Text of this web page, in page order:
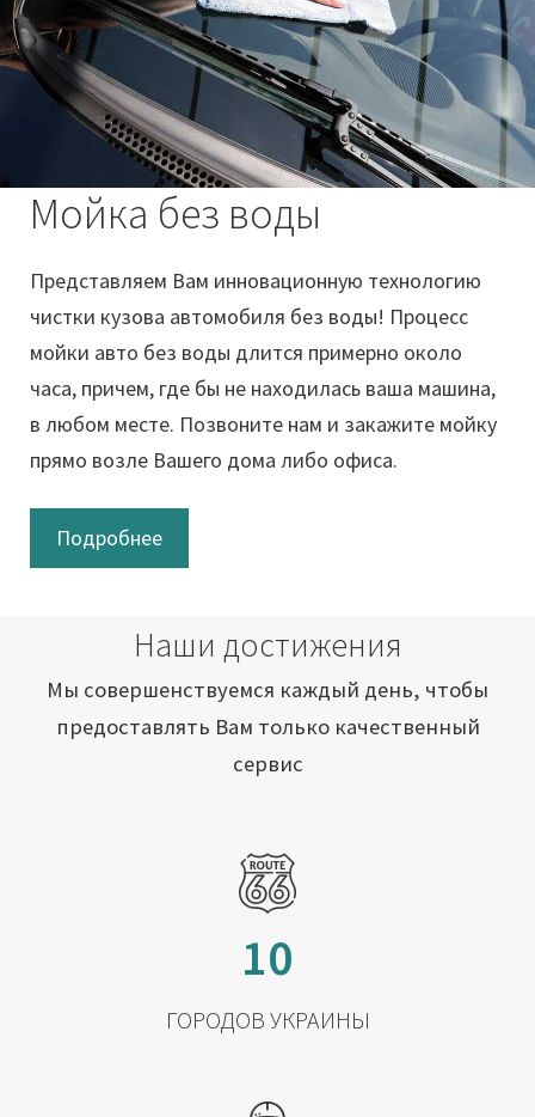
Мойка без воды
Представляем Вам инновационную технологию
чистки кузова автомобиля без воды! Процесс
мойки авто без воды длится примерно около
часа, причем, где бы не находилась ваша машина,
в любом месте. Позвоните нам и закажите мойку
прямо возле Вашего дома либо офиса.
Подробнее
Наши достижения
Мы совершенствуемся каждый день, чтобы
предоставлять Вам только качественный
сервис
10
ГОРОДОВ УКРАИНЫ